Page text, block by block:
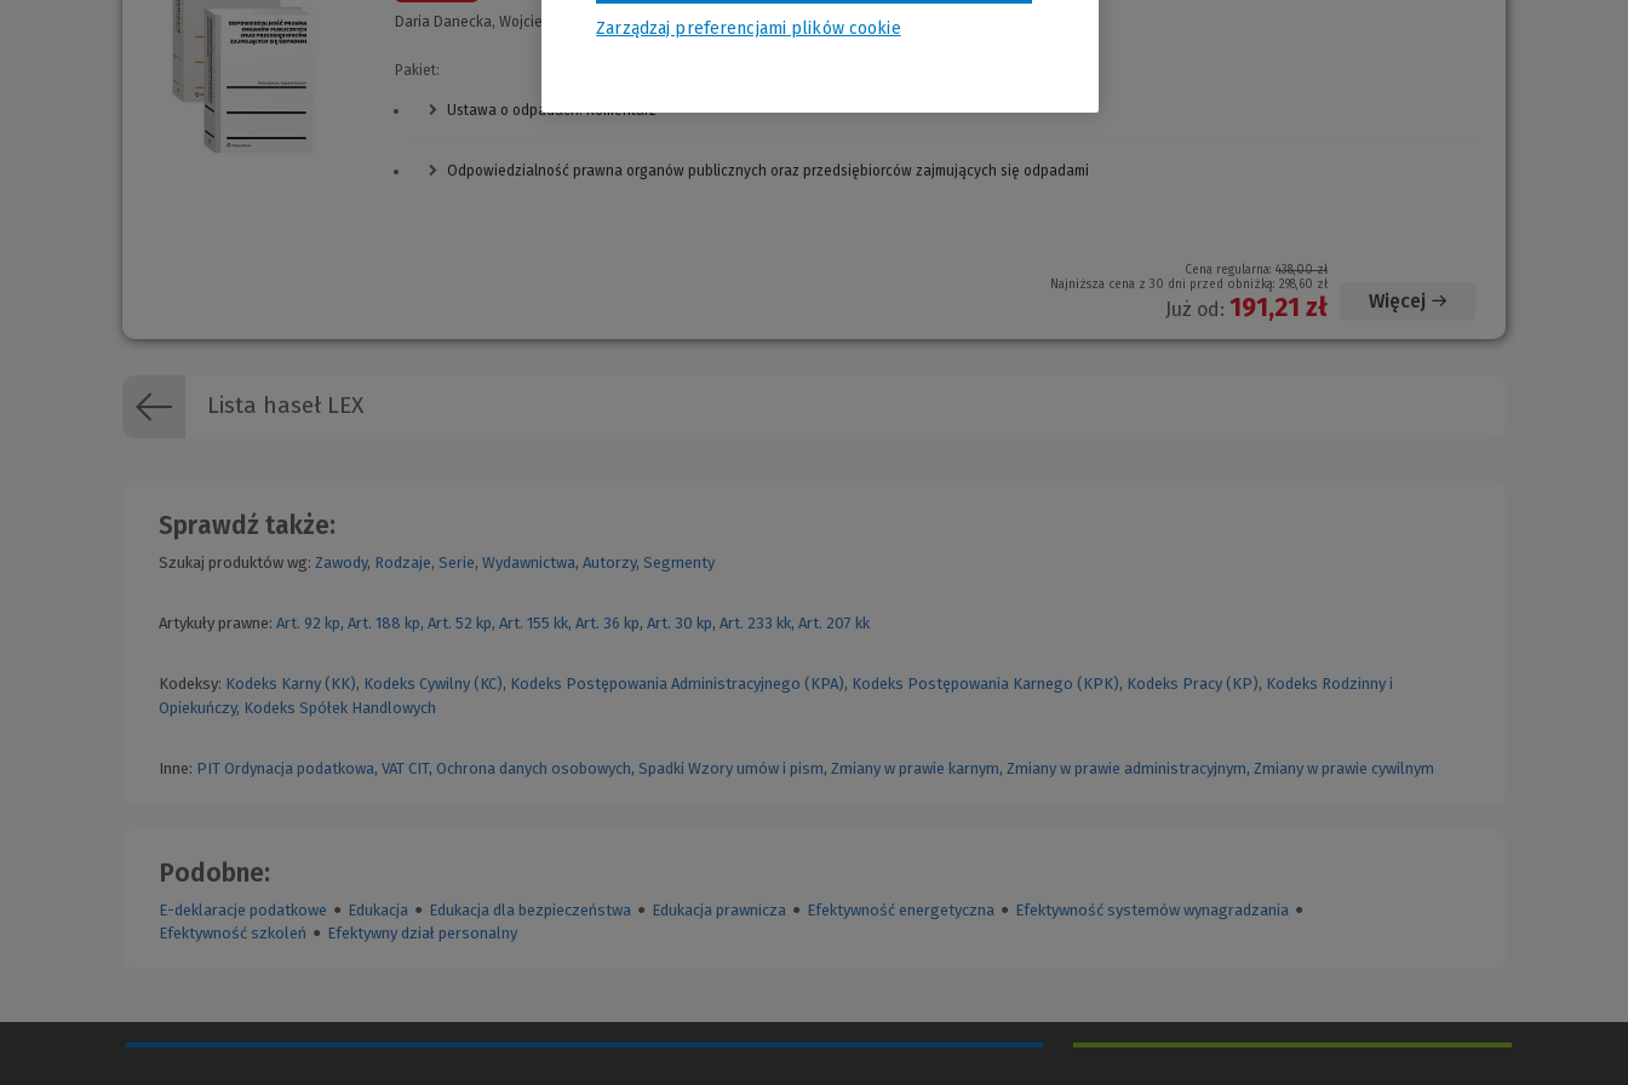
Daria Danecka, Wojciech Radecki
Pakiet:
Ustawa o odpadach. Komentarz(Nowe
Odpowiedzialność prawna organów publicznych oraz przedsiębiorców zajmujących się odpadami
Cena regularna: 438,00 zł
Najniższa cena z 30 dni przed obniżką: 298,60 zł
Już od: 191,21 zł Więcej
Lista haseł LEX
Sprawdź także:
Szukaj produktów wg: Zawody, Rodzaje, Serie, Wydawnictwa, Autorzy, Segmenty
Artykuły prawne: Art. 92 kp, Art. 188 kp, Art. 52 kp, Art. 155 kk, Art. 36 kp, Art. 30 kp, Art. 233 kk, Art. 207 kk
Kodeksy: Kodeks Karny (KK), Kodeks Cywilny (KC), Kodeks Postępowania Administracyjnego (KPA), Kodeks Postępowania Karnego (KPK), Kodeks Pracy (KP), Kodeks Rodzinny i
Opiekuńczy, Kodeks Spółek Handlowych
Inne: PIT Ordynacja podatkowa, VAT CIT, Ochrona danych osobowych, Spadki Wzory umów i pism, Zmiany w prawie karnym, Zmiany w prawie administracyjnym, Zmiany w prawie cywilnym
Podobne:
E-deklaracje podatkowe ● Edukacja ● Edukacja dla bezpieczeństwa ● Edukacja prawnicza ● Efektywność energetyczna ● Efektywność systemów wynagradzania ●
Efektywność szkoleń ● Efektywny dział personalny
Zarządzaj preferencjami plików cookie